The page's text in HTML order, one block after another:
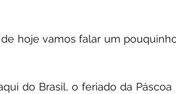
hoje vamos falar um
do Brasil, o feriado da